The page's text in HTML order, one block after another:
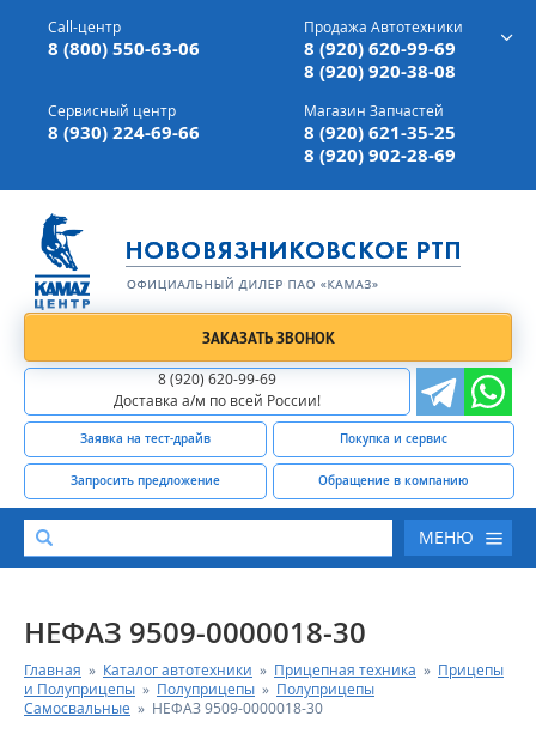
г. Вязники,ул. Механизаторов, д 90
Доставка а/м,по всей России
Call-центр
8 (800) 550-63-06
Продажа Автотехники
8 (920) 620-99-69
8 (920) 920-38-08
Сервисный центр
8 (930) 224-69-66
Магазин Запчастей
8 (920) 621-35-25
8 (920) 902-28-69
ЗАКАЗАТЬ ЗВОНОК
8 (920) 620-99-69
Доставка а/м по всей России!
Заявка на тест-драйв Покупка и сервис
Запросить предложение Обращение в компанию
МЕНЮ
КАТАЛОГ АВТОТЕХНИКИ
НЕФАЗ 9509-0000018-30
Главная » Каталог автотехники » Прицепная техника » Прицепы
и Полуприцепы » Полуприцепы » Полуприцепы
Самосвальные » НЕФАЗ 9509-0000018-30